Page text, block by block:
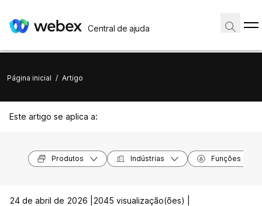
Central de ajuda
Página inicial / Artigo
Este artigo se aplica a:
Produtos Indústrias Funções
24 de abril de 2026 |
2045 visualização(ões) |